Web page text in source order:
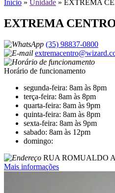
Início » Unidade » EXTREMA
EXTREMA
(35) 98837-0800
Horário de funcionamento
segunda-feira: 8am às 8pm
terça-feira: 8am às 8pm
quarta-feira: 8am às 9pm
quinta-feira: 8am às 8pm
sexta-feira: 8am às 9pm
sabado: 8am às 12pm
domingo:
RUA ROMUALDO
Mais informações